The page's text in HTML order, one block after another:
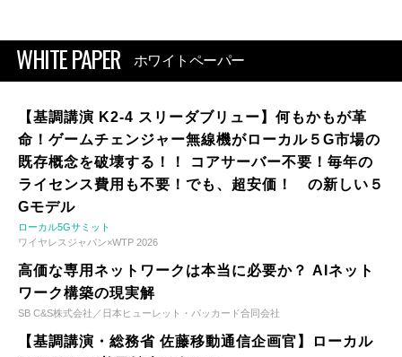
WHITE PAPER ホワイトペーパー
【基調講演 K2-4 スリーダブリュー】何もかもが革
命！ゲームチェンジャー無線機がローカル５G市場の
既存概念を破壊する！！ コアサーバー不要！毎年の
ライセンス費用も不要！でも、超安価！ の新しい５
Gモデル
ローカル5Gサミット
ワイヤレスジャパン×WTP 2026
高価な専用ネットワークは本当に必要か？ AIネット
ワーク構築の現実解
SB C&S株式会社／日本ヒューレット・パッカード合同会社
【基調講演・総務省 佐藤移動通信企画官】ローカル